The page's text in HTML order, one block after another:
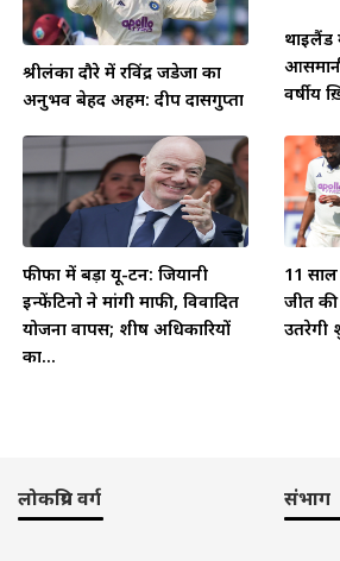
श्रीलंका दौरे में रविंद्र जडेजा का
अनुभव बेहद अहम: दीप दासगुप्ता
थाईलैंड
वर्षीय
फीफा में बड़ा यू-टर्न: जियानी
इन्फेंटिनो ने मांगी माफी, विवादित
योजना वापस; शीर्ष अधिकारियों
का...
11
जीत
उतरेगी
लोकप्रिय वर्ग संभाग